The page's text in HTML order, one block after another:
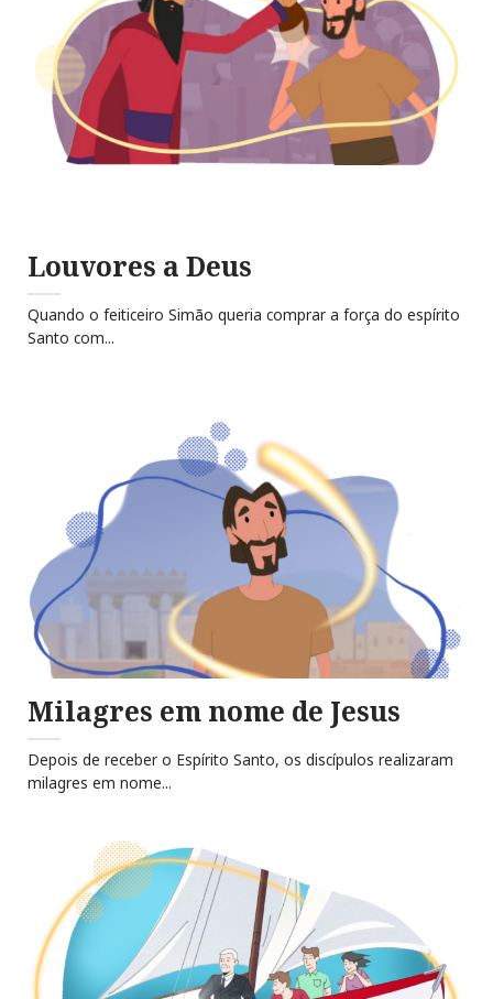
Louvores a Deus
Quando o feiticeiro Simão queria comprar a força do espírito
Santo com...
Milagres em nome de Jesus
Depois de receber o Espírito Santo, os discípulos realizaram
milagres em nome...